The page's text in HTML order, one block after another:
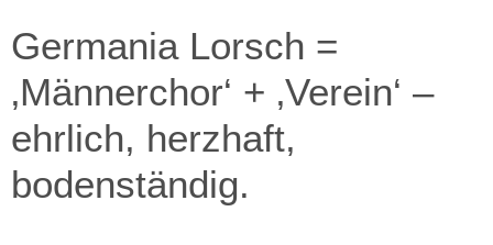
Germania Lorsch =
‚Männerchor‘ + ‚Verein‘ –
ehrlich, herzhaft,
bodenständig.